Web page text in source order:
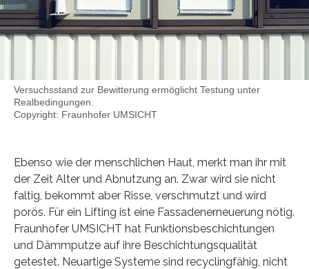
Versuchsstand zur Bewitterung ermöglicht Testung unter
Realbedingungen.
Copyright: Fraunhofer UMSICHT
Ebenso wie der menschlichen Haut, merkt man ihr mit
der Zeit Alter und Abnutzung an. Zwar wird sie nicht
faltig, bekommt aber Risse, verschmutzt und wird
porös. Für ein Lifting ist eine Fassadenerneuerung nötig.
Fraunhofer UMSICHT hat Funktionsbeschichtungen
und Dämmputze auf ihre Beschichtungsqualität
getestet. Neuartige Systeme sind recyclingfähig, nicht